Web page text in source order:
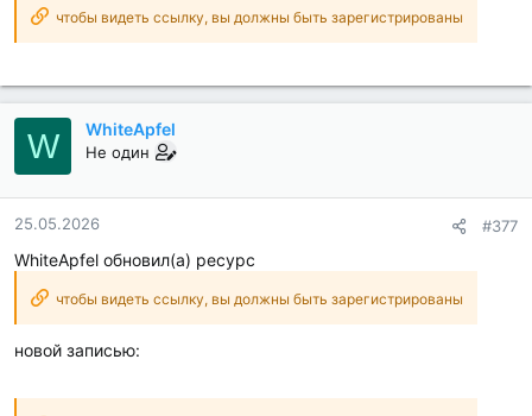
чтобы видеть ссылку, вы должны быть зарегистрированы
W WhiteApfel
Не один
25.05.2026 #377
WhiteApfel обновил(а) ресурс
чтобы видеть ссылку, вы должны быть зарегистрированы
новой записью: